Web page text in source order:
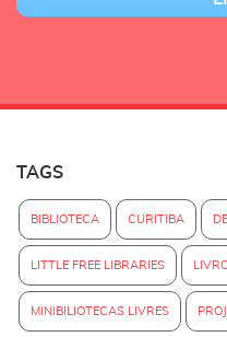
TAGS
BIBLIOTECA CURITIBA
LITTLE FREE LIBRARIES
MINIBILIOTECAS LIVRES